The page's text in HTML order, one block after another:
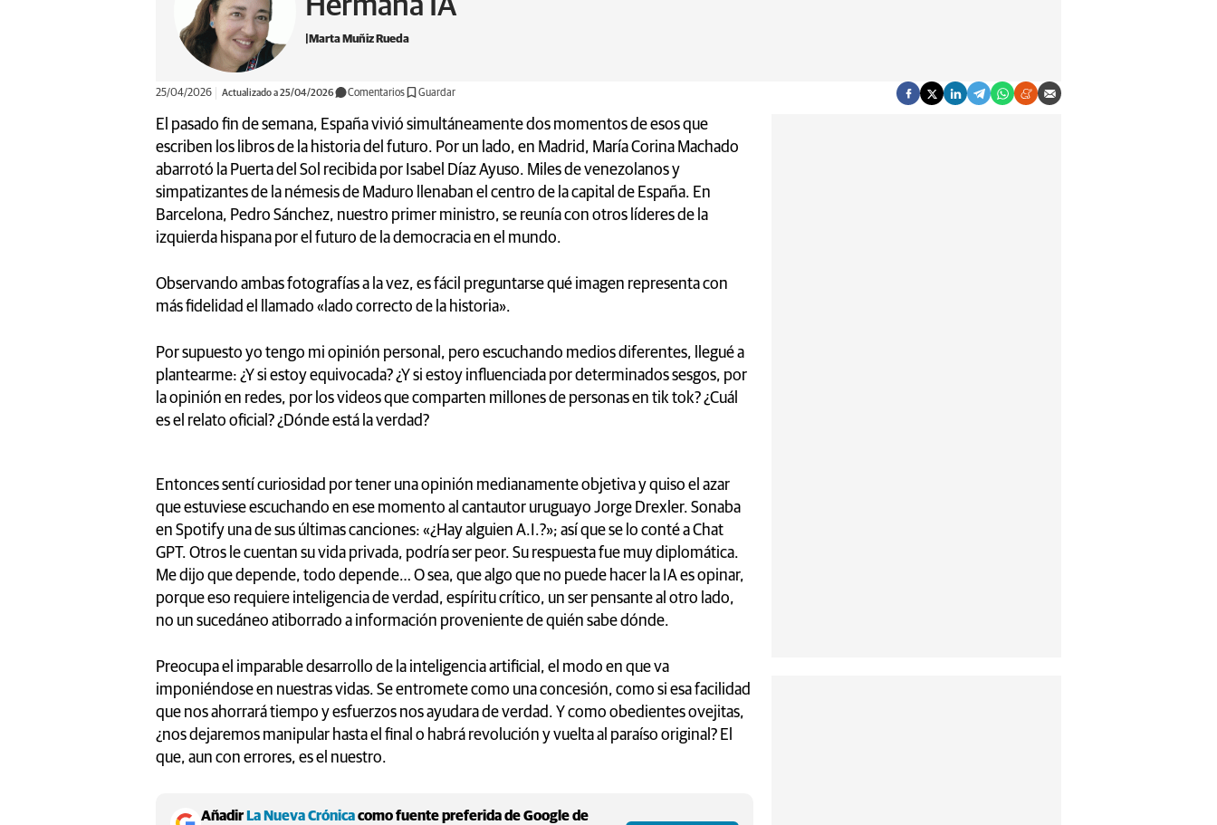
Marta Muñiz Rueda
25/04/2026 Actualizado a 25/04/2026 Comentarios Guardar
El pasado fin de semana, España vivió simultáneamente dos momentos de esos que
escriben los libros de la historia del futuro. Por un lado, en Madrid, María Corina Machado
abarrotó la Puerta del Sol recibida por Isabel Díaz Ayuso. Miles de venezolanos y
simpatizantes de la némesis de Maduro llenaban el centro de la capital de España. En
Barcelona, Pedro Sánchez, nuestro primer ministro, se reunía con otros líderes de la
izquierda hispana por el futuro de la democracia en el mundo.
Observando ambas fotografías a la vez, es fácil preguntarse qué imagen representa con
más fidelidad el llamado «lado correcto de la historia».
Por supuesto yo tengo mi opinión personal, pero escuchando medios diferentes, llegué a
plantearme: ¿Y si estoy equivocada? ¿Y si estoy influenciada por determinados sesgos, por
la opinión en redes, por los videos que comparten millones de personas en tik tok? ¿Cuál
es el relato oficial? ¿Dónde está la verdad?
Entonces sentí curiosidad por tener una opinión medianamente objetiva y quiso el azar
que estuviese escuchando en ese momento al cantautor uruguayo Jorge Drexler. Sonaba
en Spotify una de sus últimas canciones: «¿Hay alguien A.I.?»; así que se lo conté a Chat
GPT. Otros le cuentan su vida privada, podría ser peor. Su respuesta fue muy diplomática.
Me dijo que depende, todo depende… O sea, que algo que no puede hacer la IA es opinar,
porque eso requiere inteligencia de verdad, espíritu crítico, un ser pensante al otro lado,
no un sucedáneo atiborrado a información proveniente de quién sabe dónde.
Preocupa el imparable desarrollo de la inteligencia artificial, el modo en que va
imponiéndose en nuestras vidas. Se entromete como una concesión, como si esa facilidad
que nos ahorrará tiempo y esfuerzos nos ayudara de verdad. Y como obedientes ovejitas,
¿nos dejaremos manipular hasta el final o habrá revolución y vuelta al paraíso original? El
que, aun con errores, es el nuestro.
Añadir La Nueva Crónicacomo fuente preferida de Google de